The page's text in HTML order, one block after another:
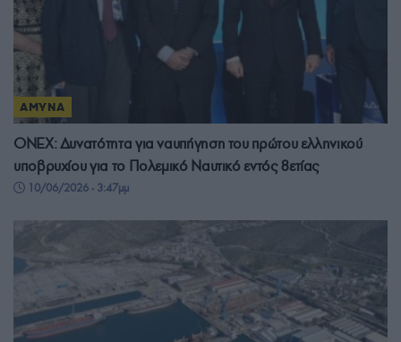
ΑΜΥΝΑ
ONEX: Δυνατότητα για ναυπήγηση του πρώτου ελληνικού
υποβρυχίου για το Πολεμικό Ναυτικό εντός 8ετίας
10/06/2026 - 3:47μμ